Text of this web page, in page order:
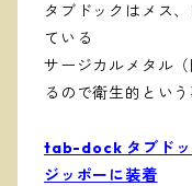
タブドックはメス
ている
サージカルメタル
るので衛生的という
tab-dock タブドッ
ジッポーに装着